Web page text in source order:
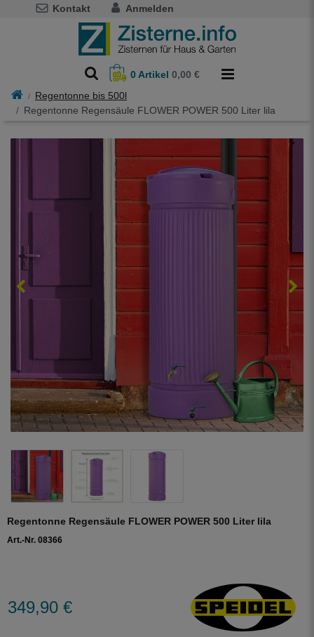
Kontakt Anmelden
0Artikel 0,00 €
Regentonne bis 500l
Regentonne Regensäule FLOWER POWER 500 Liter lila
Regentonne Regensäule FLOWER POWER 500 Liter lila
Art.-Nr. 08366
349,90 €